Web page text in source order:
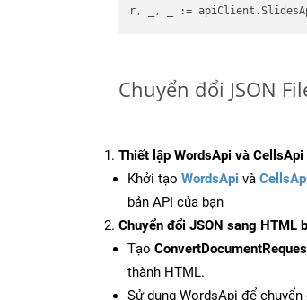
r, _, _ :=
Chuyển đổi JSON
Thiết lập WordsApi và CellsApi
Khởi tạo WordsApi và
bản API của bạn
Chuyển đổi JSON sang HTML
Tạo
thành HTML.
Sử dụng WordsApi để